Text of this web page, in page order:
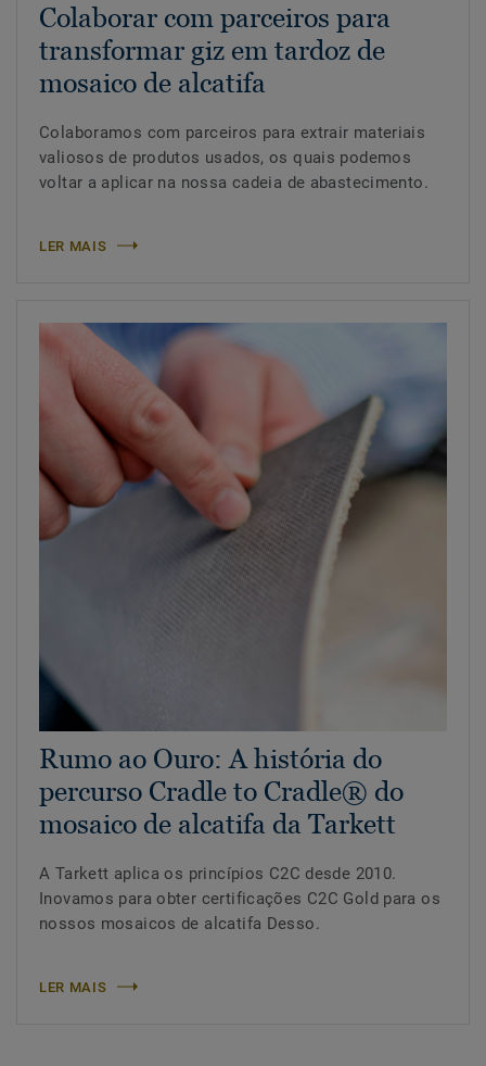
Colaborar com parceiros para
transformar giz em tardoz de
mosaico de alcatifa
Colaboramos com parceiros para extrair materiais
valiosos de produtos usados, os quais podemos
voltar a aplicar na nossa cadeia de abastecimento.
LER MAIS
Rumo ao Ouro: A história do
percurso Cradle to Cradle® do
mosaico de alcatifa da Tarkett
A Tarkett aplica os princípios C2C desde 2010.
Inovamos para obter certificações C2C Gold para os
nossos mosaicos de alcatifa Desso.
LER MAIS